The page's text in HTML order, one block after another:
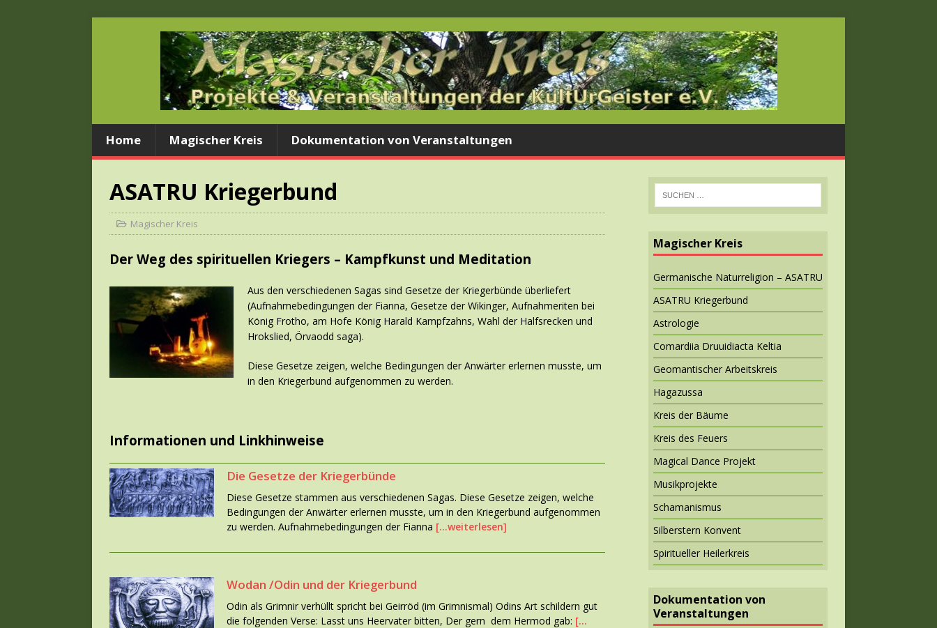
Home Magischer Kreis Dokumentation von Veranstaltungen
ASATRU Kriegerbund
Magischer Kreis
Der Weg des spirituellen Kriegers – Kampfkunst und Meditation
Aus den verschiedenen Sagas sind Gesetze der Kriegerbünde überliefert
(Aufnahmebedingungen der Fianna, Gesetze der Wikinger, Aufnahmeriten bei
König Frotho, am Hofe König Harald Kampfzahns, Wahl der Halfsrecken und
Hrokslied, Örvaodd saga).
Diese Gesetze zeigen, welche Bedingungen der Anwärter erlernen musste, um
in den Kriegerbund aufgenommen zu werden.
Informationen und Linkhinweise
Die Gesetze der Kriegerbünde
Diese Gesetze stammen aus verschiedenen Sagas. Diese Gesetze zeigen, welche
Bedingungen der Anwärter erlernen musste, um in den Kriegerbund aufgenommen
zu werden. Aufnahmebedingungen der Fianna […weiterlesen]
Wodan /Odin und der Kriegerbund
Odin als Grimnir verhüllt spricht bei Geirröd (im Grimnismal) Odins Art schildern gut
die folgenden Verse: Lasst uns Heervater bitten, Der gern dem Hermod gab: […
Magischer Kreis
Germanische Naturreligion – ASATRU
ASATRU Kriegerbund
Astrologie
Comardiia Druuidiacta Keltia
Geomantischer Arbeitskreis
Hagazussa
Kreis der Bäume
Kreis des Feuers
Magical Dance Projekt
Musikprojekte
Schamanismus
Silberstern Konvent
Spiritueller Heilerkreis
Dokumentation von
Veranstaltungen